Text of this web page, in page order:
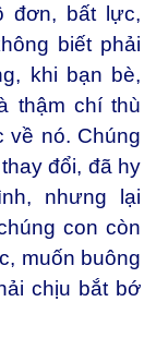
đơn, bất lực,
biết phải
khi bạn bè,
thậm chí thù
về nó. Chúng
đổi, đã hy
nhưng lại
con còn
muốn buông
chịu bắt bớ